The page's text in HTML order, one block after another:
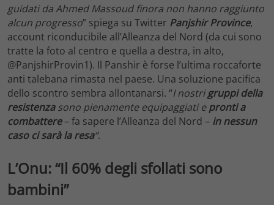
guidati da Ahmed Massoud finora non hanno raggiunto
alcun progresso” spiega su Twitter Panjshir Province,
account riconducibile all’Alleanza del Nord (da cui sono
tratte la foto al centro e quella a destra, in alto,
@PanjshirProvin1). Il Panshir è forse l’ultima roccaforte
anti talebana rimasta nel paese. Una soluzione pacifica
dello scontro sembra allontanarsi. “I nostrigruppi della
resistenzasono pienamente equipaggiati epronti a
combattere– fa sapere l’Alleanza del Nord – in nessun
caso ci sarà la resa“.
L’Onu: “Il 60% degli sfollati sono
bambini”